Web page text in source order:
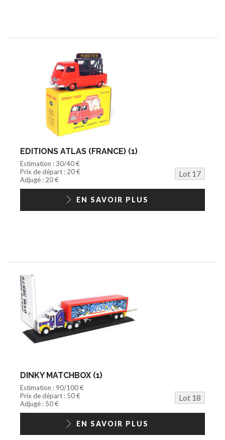
EDITIONS ATLAS (FRANCE) (1)
Estimation : 30/40 €
Prix de départ : 20 €
Lot 17
Adjugé : 20 €
EN SAVOIR PLUS
DINKY MATCHBOX (1)
Estimation : 90/100 €
Prix de départ : 50 €
Lot 18
Adjugé : 50 €
EN SAVOIR PLUS